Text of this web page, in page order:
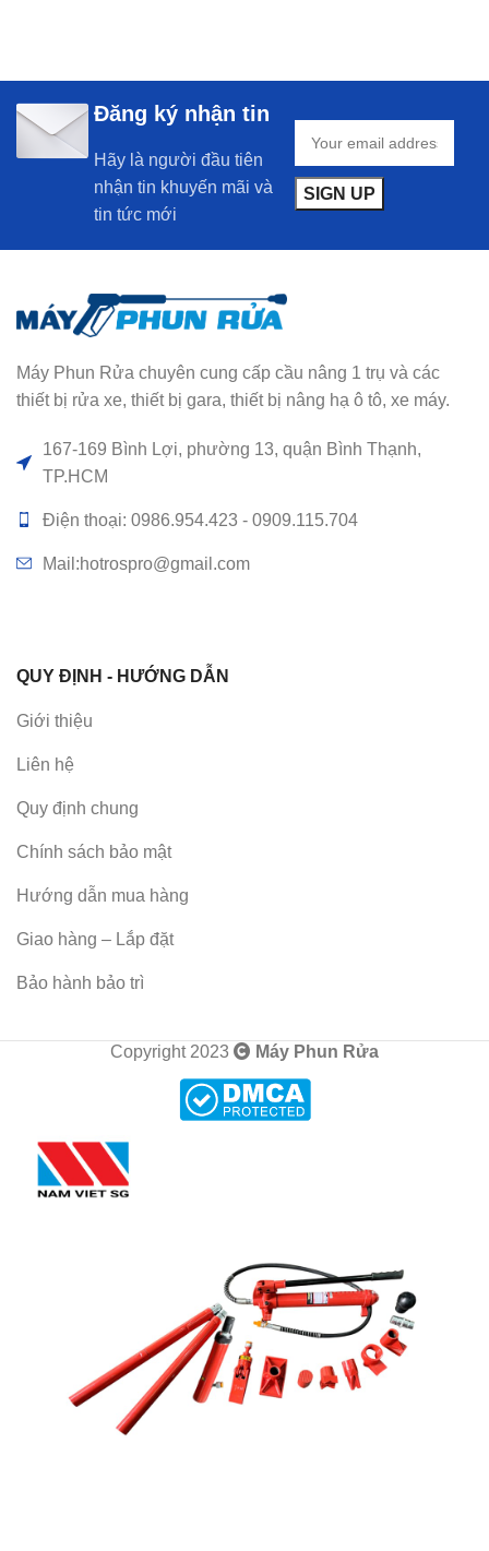
Đăng ký nhận tin
Hãy là người đầu tiên
nhận tin khuyến mãi và
tin tức mới
Máy Phun Rửa chuyên cung cấp cầu nâng 1 trụ và các
thiết bị rửa xe, thiết bị gara, thiết bị nâng hạ ô tô, xe máy.
167-169 Bình Lợi, phường 13, quận Bình Thạnh,
TP.HCM
Điện thoại: 0986.954.423 - 0909.115.704
Mail:hotrospro@gmail.com
QUY ĐỊNH - HƯỚNG DẪN
Giới thiệu
Liên hệ
Quy định chung
Chính sách bảo mật
Hướng dẫn mua hàng
Giao hàng – Lắp đặt
Bảo hành bảo trì
Copyright 2023 Máy Phun Rửa